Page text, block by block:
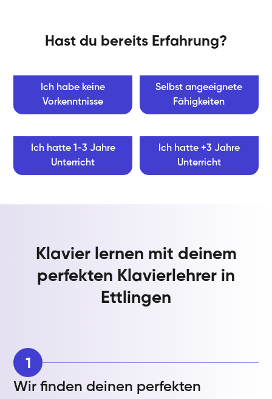
Hast du bereits Erfahrung?
Ich habe keine
Vorkenntnisse
Selbst angeeignete
Fähigkeiten
Ich hatte 1-3 Jahre
Unterricht
Ich hatte +3 Jahre
Unterricht
Klavier lernen mit deinem
perfekten Klavierlehrer in
Ettlingen
1
Wir finden deinen perfekten